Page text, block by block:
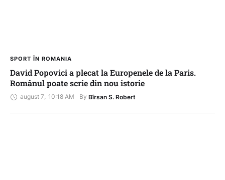
SPORT ÎN ROMANIA
David Popovici a plecat la Europenele de la Paris.
Românul poate scrie din nou istorie
august 7, 10:18 AM By Bîrsan S. Robert